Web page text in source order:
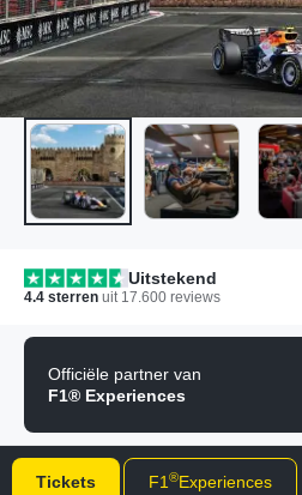
Uitstekend
4.4 sterren uit 17.600 reviews
Officiële partner van
F1® Experiences
Tickets F1 ®Experiences